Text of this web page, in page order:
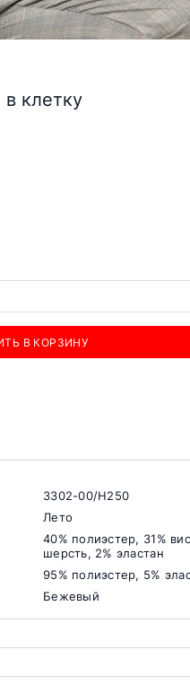
клетку
В КОРЗИНУ
3302-00/H250
Лето
40% полиэстер, 31%
шерсть, 2% эластан
95% полиэстер, 5%
Бежевый